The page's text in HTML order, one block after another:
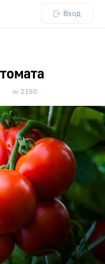
Вход
2160